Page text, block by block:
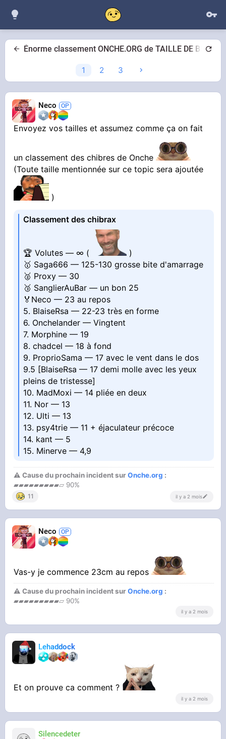
Énorme classement ONCHE.ORG de TAILLE DE BITES
1 2 3
Neco
Envoyez vos tailles et assumez comme ça on fait
un classement des chibres de Onche
(Toute taille mentionnée sur ce topic sera ajoutée
)
Classement des chibrax
🏆 Volutes — ∞ (
)
🥇 Saga666 — 125-130 grosse bite d'amarrage
🥈 Proxy — 30
🥉 SanglierAuBar — un bon 25
🏅Neco — 23 au repos
5. BlaiseRsa — 22-23 très en forme
6. Onchelander — Vingtent
7. Morphine — 19
8. chadcel — 18 à fond
9. ProprioSama — 17 avec le vent dans le dos
9.5 [BlaiseRsa — 17 demi molle avec les yeux
pleins de tristesse]
10. MadMoxi — 14 pliée en deux
11. Nor — 13
12. Ulti — 13
13. psy4trie — 11 + éjaculateur précoce
14. kant — 5
15. Minerve — 4,9
⚠ Cause du prochain incident surOnche.org :
▰▰▰▰▰▰▰▰▰▱ 90%
11 il y a 2 mois
Neco
Vas-y je commence 23cm au repos
⚠ Cause du prochain incident surOnche.org :
▰▰▰▰▰▰▰▰▰▱ 90%
il y a 2 mois
Lehaddock
Et on prouve ca comment ?
il y a 2 mois
Silencedeter